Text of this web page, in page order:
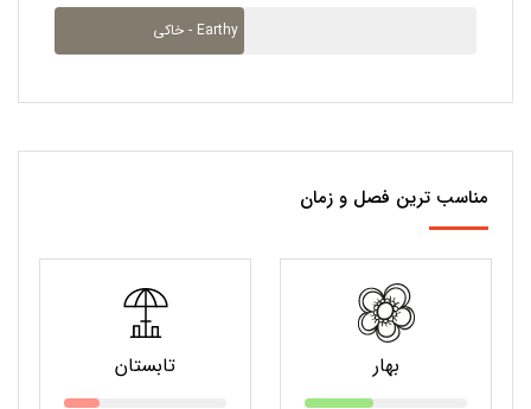
خاکی - Earthy
مناسب ترین فصل و زمان
بهار تابستان